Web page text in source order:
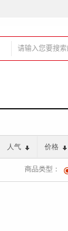
人气 价格
商品类型：